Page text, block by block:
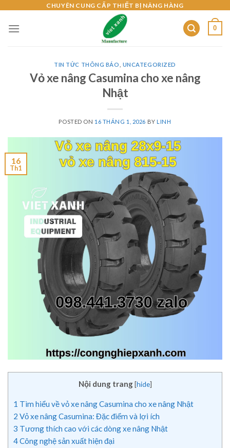
content
CHUYÊN CUNG CẤP THIẾT BỊ NÂNG HÀNG
0
TIN TỨC THÔNG BÁO UNCATEGORIZED
Vỏ xe nâng Casumina cho xe nâng
Nhật
POSTED ON 16 THÁNG 1, 2026 BYLINH
16
Th1
Nội dung trang [hide]
1 Tìm hiểu về vỏ xe nâng Casumina cho xe nâng Nhật
2 Vỏ xe nâng Casumina: Đặc điểm và lợi ích
3 Tương thích cao với các dòng xe nâng Nhật
4Công nghệ sản xuất hiện đại